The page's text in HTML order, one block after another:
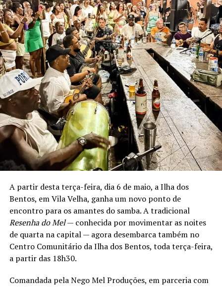
A partir desta terça-feira, dia 6 de maio, a Ilha dos
Bentos, em Vila Velha, ganha um novo ponto de
encontro para os amantes do samba. A tradicional
Resenha do Mel— conhecida por movimentar as noites
de quarta na capital — agora desembarca também no
Centro Comunitário da Ilha dos Bentos, toda terça-feira,
a partir das 18h30.
Comandada pela Nego Mel Produções, em parceria com